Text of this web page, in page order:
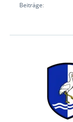
Beiträge